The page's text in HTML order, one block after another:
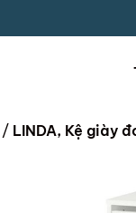
/ LINDA, Kệ giày